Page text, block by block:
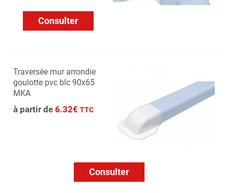
Consulter
Traversée mur arrondie
goulotte pvc blc 90x65
MKA
à partir de 6.32€ TTC
Consulter